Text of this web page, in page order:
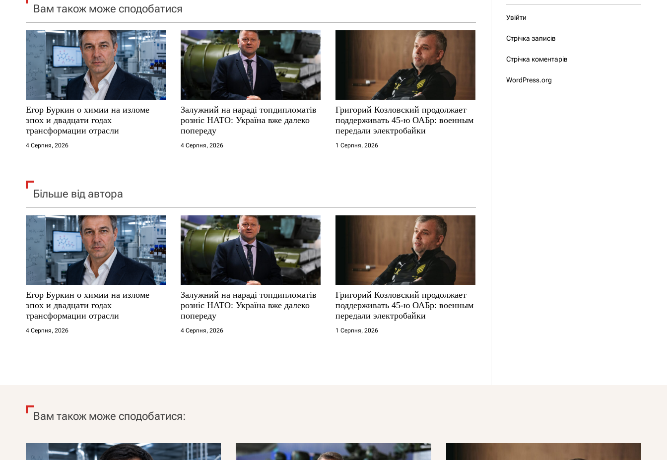
а
п
и
с
і
в
Вам також може сподобатися
Егор Буркин о химии на изломе
эпох и двадцати годах
трансформации отрасли
4 Серпня, 2026
Залужний на нараді топдипломатів
розніс НАТО: Україна вже далеко
попереду
4 Серпня, 2026
Григорий Козловский продолжает
поддерживать 45-ю ОАБр: военным
передали электробайки
1 Серпня, 2026
Більше від автора
Егор Буркин о химии на изломе
эпох и двадцати годах
трансформации отрасли
4 Серпня, 2026
Залужний на нараді топдипломатів
розніс НАТО: Україна вже далеко
попереду
4 Серпня, 2026
Григорий Козловский продолжает
поддерживать 45-ю ОАБр: военным
передали электробайки
1 Серпня, 2026
Увійти
Стрічка записів
Стрічка коментарів
WordPress.org
Вам також може сподобатися: